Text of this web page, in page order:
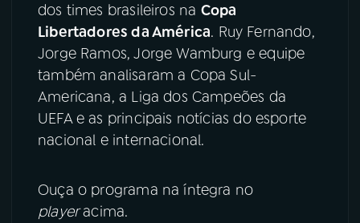
ACOMPANHE A RÁDIO NACIONAL
YouTube Facebook
Instagram X
TikTok
dos times brasileiros na Copa
Libertadores da América. Ruy Fernando,
Jorge Ramos, Jorge Wamburg e equipe
também analisaram a Copa Sul-
Americana, a Liga dos Campeões da
UEFA e as principais notícias do esporte
nacional e internacional.
Ouça o programa na íntegra no
playeracima.